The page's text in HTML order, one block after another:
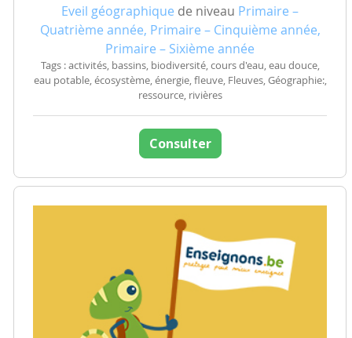
Eveil géographique de niveau Primaire –
Quatrième année, Primaire – Cinquième année,
Primaire – Sixième année
Tags : activités, bassins, biodiversité, cours d'eau, eau douce,
eau potable, écosystème, énergie, fleuve, Fleuves, Géographie:,
ressource, rivières
Consulter